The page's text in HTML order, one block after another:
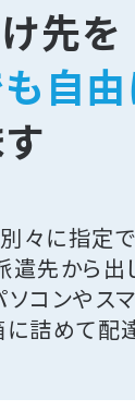
先を
自
々に指定で
遣先から
ソコンやス
に詰めて配